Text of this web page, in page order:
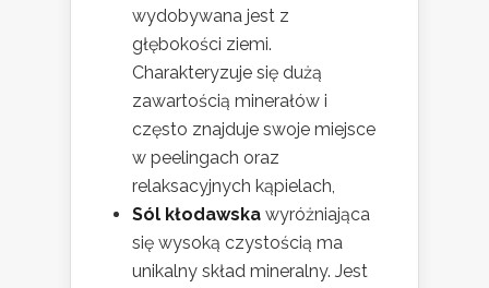
wydobywana jest z
głębokości ziemi.
Charakteryzuje się dużą
zawartością minerałów i
często znajduje swoje miejsce
w peelingach oraz
relaksacyjnych kąpielach,
Sól kłodawska wyróżniająca
się wysoką czystością ma
unikalny skład mineralny. Jest